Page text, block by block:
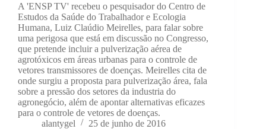
A 'ENSP TV' recebeu o pesquisador do Centro de
Estudos da Saúde do Trabalhador e Ecologia
Humana, Luiz Claúdio Meirelles, para falar sobre
uma perigosa que está em discussão no Congresso,
que pretende incluir a pulverização aérea de
agrotóxicos em áreas urbanas para o controle de
vetores transmissores de doenças. Meirelles cita de
onde surgiu a proposta para pulverização área, fala
sobre a pressão dos setores da industria do
agronegócio, além de apontar alternativas eficazes
para o controle de vetores de doenças.
alantygel
25 de junho de 2016